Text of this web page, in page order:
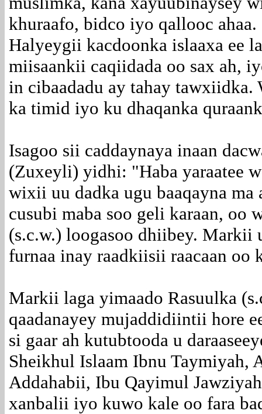
khuraafo, bidco iyo qallooc ahaa.
Halyeygii kacdoonka islaaxa ee
miisaankii caqiidada oo sax ah,
in cibaadadu ay tahay
ka timid iyo ku dhaqanka
Isagoo sii caddaynaya inaan
(Zuxeyli) yidhi: "Haba yaraatee
wixii uu dadka ugu baaqayna ma
cusubi maba soo geli karaan, oo
(s.c.w.) loogasoo dhiibey. Markii
furnaa inay raadkiisii raacaan oo
Markii laga yimaado Rasuulka
qaadanayey mujaddidiintii hore
si gaar ah kutubtooda u
Sheikhul Islaam Ibnu
Addahabii, Ibu Qayimul
xanbalii iyo kuwo kale oo fara